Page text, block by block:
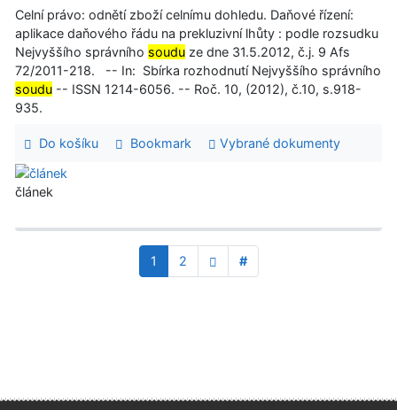
Celní právo: odnětí zboží celnímu dohledu. Daňové řízení:
aplikace daňového řádu na prekluzivní lhůty : podle rozsudku
Nejvyššího správního soudu ze dne 31.5.2012, č.j. 9 Afs
72/2011-218. -- In: Sbírka rozhodnutí Nejvyššího správního
soudu -- ISSN 1214-6056. -- Roč. 10, (2012), č.10, s.918-
935.
Do košíku Bookmark Vybrané dokumenty
článek
1 2 #